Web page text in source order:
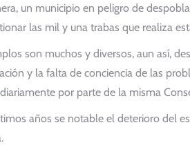
un municipio en peligro de
las mil y una trabas que realiza
son muchos y diversos, aun así,
y la falta de conciencia de las
por parte de la misma
años se notable el deterioro del